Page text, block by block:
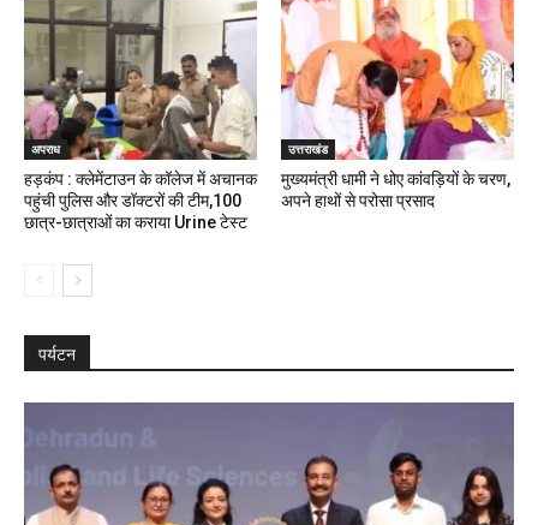
अपराध
हड़कंप : क्लेमेंटाउन के कॉलेज में अचानक
पहुंची पुलिस और डॉक्टरों की टीम,100
छात्र-छात्राओं का कराया Urine टेस्ट
उत्तराखंड
मुख्यमंत्री धामी ने धोए कांवड़ियों के चरण,
अपने हाथों से परोसा प्रसाद
पर्यटन